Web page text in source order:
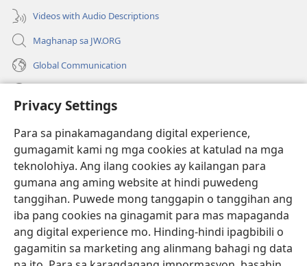
Privacy Settings
Para sa pinakamagandang digital experience,
gumagamit kami ng mga cookies at katulad na mga
teknolohiya. Ang ilang cookies ay kailangan para
gumana ang aming website at hindi puwedeng
tanggihan. Puwede mong tanggapin o tanggihan ang
iba pang cookies na ginagamit para mas mapaganda
ang digital experience mo. Hinding-hindi ipagbibili o
gagamitin sa marketing ang alinmang bahagi ng data
Videos with Audio Descriptions
Maghanap sa JW.ORG
Global Communication
(may
na
bagong
window)
Watchtower ONLINE LIBRARY™
(may
bubukas
na
bagong
window)
JW Hub ®
(may
bubukas
bagong
window)
JW Library ®
Watchtower Library®